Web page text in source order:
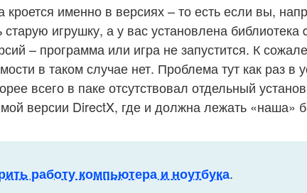
кроется именно в версиях – то есть если вы,
старую игрушку, а у вас установлена библиотека
– программа или игра не запустится. К
в таком случае нет. Проблема тут как раз в
всего в паке отсутствовал отдельный
версии DirectX, где и должна лежать «наша»
работу компьютера и ноутбука.